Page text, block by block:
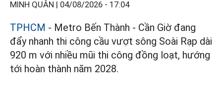
MINH QUÂN | 04/08/2026 - 17:04
TPHCM - Metro Bến Thành - Cần Giờ đang
đẩy nhanh thi công cầu vượt sông Soài Rạp dài
920 m với nhiều mũi thi công đồng loạt, hướng
tới hoàn thành năm 2028.